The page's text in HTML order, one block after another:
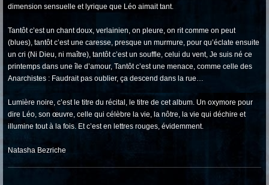
dimension sensuelle et lyrique que Léo aimait tant.
Tantôt c’est un chant doux, verlainien, on pleure, on rit comme on peut
(blues), tantôt c’est une caresse, presque un murmure, pour qu’éclate ensuite
un cri (Ni Dieu, ni maître), tantôt c’est un souffle, celui du vent, Je suis né ce
printemps dans une île d’amour, Tantôt c’est une menace, comme celle des
Anarchistes : Faudrait pas oublier, ça descend dans la rue…
Lumière noire, c’est le titre du récital, le titre de cet album. Un oxymore pour
dire Léo, son œuvre, celle qui célèbre la vie, la nôtre, la vie qui déchire et
illumine tout à la fois. Et c’est en lettres rouges, évidemment.
Natasha Bezriche